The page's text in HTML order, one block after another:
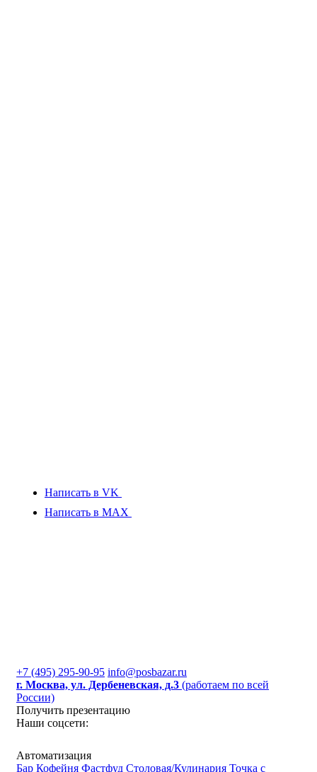
Написать в VK
Написать в MAX
+7 (495) 295-90-95 info@posbazar.ru
г. Москва, ул. Дербеневская, д.3 (работаем по всей
России)
Получить презентацию
Наши соцсети:
Автоматизация
Бар Кофейня Фастфуд Столовая/Кулинария Точка с